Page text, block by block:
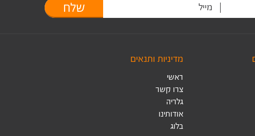
שלח
מדיניות ותנאים
ראשי
צרו קשר
גלריה
אודותינו
בלוג